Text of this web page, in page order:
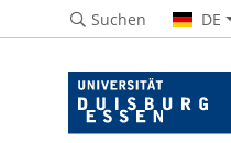
Suchen DE